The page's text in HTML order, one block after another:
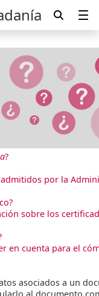
?
por la
sobre los
en cuenta para el
asociados a un